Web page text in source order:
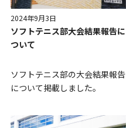
2024年9月3日
ソフトテニス部大会結果報告に
ついて
ソフトテニス部の大会結果報告
について掲載しました。